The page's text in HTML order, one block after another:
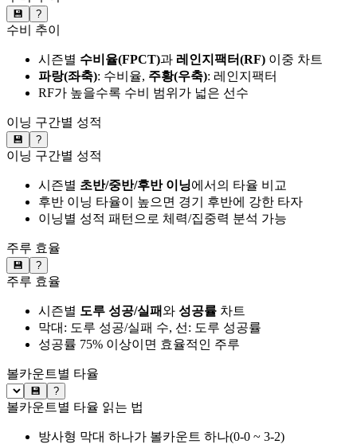
💾 ?
수비 추이
시즌별 수비율(FPCT)과 레인지팩터(RF) 이중 차트
파랑(좌축): 수비율, 주황(우축): 레인지팩터
RF가 높을수록 수비 범위가 넓은 선수
이닝 구간별 성적
💾 ?
이닝 구간별 성적
시즌별 초반/중반/후반 이닝에서의 타율 비교
후반 이닝 타율이 높으면 경기 후반에 강한 타자
이닝별 성적 패턴으로 체력/집중력 분석 가능
주루 효율
💾 ?
주루 효율
시즌별 도루 성공/실패와 성공률 차트
막대: 도루 성공/실패 수, 선: 도루 성공률
성공률 75% 이상이면 효율적인 주루
볼카운트별 타율
💾 ?
볼카운트별 타율 읽는 법
방사형 막대 하나가 볼카운트 하나(0-0 ~ 3-2)